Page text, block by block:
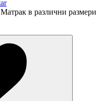
Матрак в различни размери